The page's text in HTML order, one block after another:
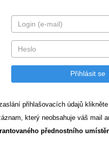
přihlašovacích údajů
který neobsahuje váš mail
přednostního